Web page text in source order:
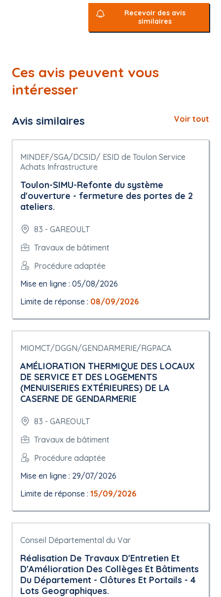
Recevoir des avis
similaires
Ces avis peuvent vous
intéresser
Avis similaires Voir tout
MINDEF/SGA/DCSID/ ESID de Toulon Service
Achats Infrastructure
Toulon-SIMU-Refonte du système
d'ouverture - fermeture des portes de 2
ateliers.
83 - GAREOULT
Travaux de bâtiment
Procédure adaptée
Mise en ligne : 05/08/2026
Limite de réponse : 08/09/2026
MIOMCT/DGGN/GENDARMERIE/RGPACA
AMÉLIORATION THERMIQUE DES LOCAUX
DE SERVICE ET DES LOGEMENTS
(MENUISERIES EXTÉRIEURES) DE LA
CASERNE DE GENDARMERIE
83 - GAREOULT
Travaux de bâtiment
Procédure adaptée
Mise en ligne : 29/07/2026
Limite de réponse : 15/09/2026
Conseil Départemental du Var
Réalisation De Travaux D'Entretien Et
D'Amélioration Des Collèges Et Bâtiments
Du Département - Clôtures Et Portails - 4
Lots Geographiques.